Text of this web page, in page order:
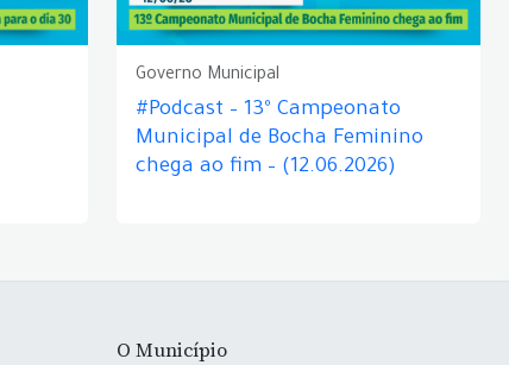
Governo Municipal
#Podcast – 13º Campeonato
Municipal de Bocha Feminino
chega ao fim – (12.06.2026)
O Município